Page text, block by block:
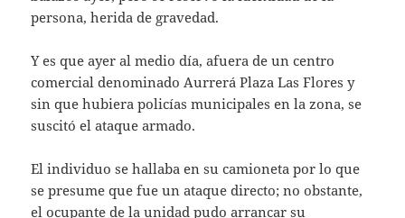
persona, herida de gravedad.
Y es que ayer al medio día, afuera de un centro
comercial denominado Aurrerá Plaza Las Flores y
sin que hubiera policías municipales en la zona, se
suscitó el ataque armado.
El individuo se hallaba en su camioneta por lo que
se presume que fue un ataque directo; no obstante,
el ocupante de la unidad pudo arrancar su